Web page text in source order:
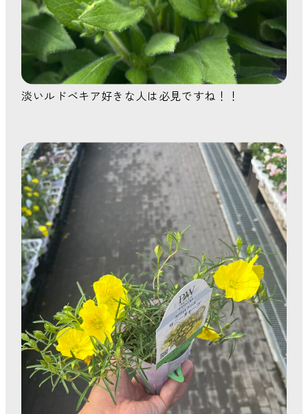
淡いルドベキア好きな人は必見ですね！！